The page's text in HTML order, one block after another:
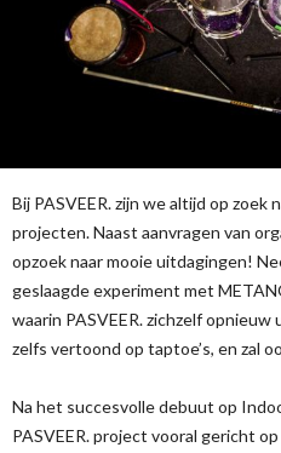
Bij PASVEER. zijn we altijd op zoek
projecten. Naast aanvragen van
opzoek naar mooie uitdagingen!
geslaagde experiment met
waarin PASVEER. zichzelf
zelfs vertoond op taptoe’s, en zal
Na het succesvolle debuut op
PASVEER. project vooral gericht